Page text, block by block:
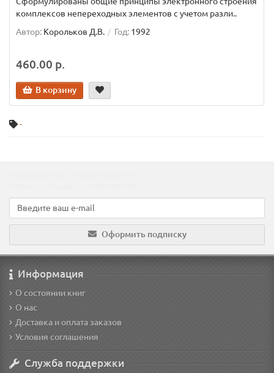
комплексов непереходных элементов с учетом разли..
Автор: Корольков Д.В. Год: 1992
460.00 р.
В корзину
-
Оформить подписку
Информация
О состоянии книг
О нас
Доставка и оплата заказов
Условия соглашения
Служба поддержки